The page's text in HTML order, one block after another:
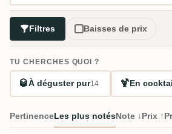
Filtres Baisses de prix
TU CHERCHES QUOI ?
🥃À déguster pur14 🍹 En cocktail
PertinenceLes plus notésNote ↓Prix ↑